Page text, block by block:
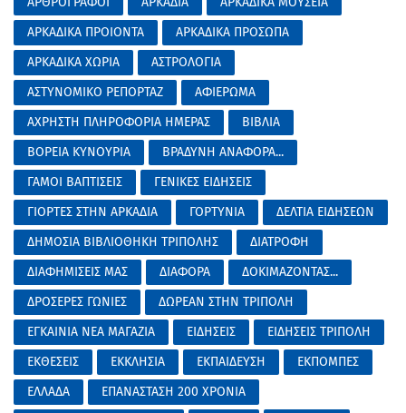
ΑΡΚΑΔΙΚΑ ΠΡΟΙΟΝΤΑ
ΑΡΚΑΔΙΚΑ ΠΡΟΣΩΠΑ
ΑΡΚΑΔΙΚΑ ΧΩΡΙΑ
ΑΣΤΡΟΛΟΓΙΑ
ΑΣΤΥΝΟΜΙΚΟ ΡΕΠΟΡΤΑΖ
ΑΦΙΕΡΩΜΑ
ΑΧΡΗΣΤΗ ΠΛΗΡΟΦΟΡΙΑ ΗΜΕΡΑΣ
ΒΙΒΛΙΑ
ΒΟΡΕΙΑ ΚΥΝΟΥΡΙΑ
ΒΡΑΔΥΝΗ ΑΝΑΦΟΡΑ...
ΓΑΜΟΙ ΒΑΠΤΙΣΕΙΣ
ΓΕΝΙΚΕΣ ΕΙΔΗΣΕΙΣ
ΓΙΟΡΤΕΣ ΣΤΗΝ ΑΡΚΑΔΙΑ
ΓΟΡΤΥΝΙΑ
ΔΕΛΤΙΑ ΕΙΔΗΣΕΩΝ
ΔΗΜΟΣΙΑ ΒΙΒΛΙΟΘΗΚΗ ΤΡΙΠΟΛΗΣ
ΔΙΑΤΡΟΦΗ
ΔΙΑΦΗΜΙΣΕΙΣ ΜΑΣ
ΔΙΑΦΟΡΑ
ΔΟΚΙΜΑΖΟΝΤΑΣ...
ΔΡΟΣΕΡΕΣ ΓΩΝΙΕΣ
ΔΩΡΕΑΝ ΣΤΗΝ ΤΡΙΠΟΛΗ
ΕΓΚΑΙΝΙΑ ΝΕΑ ΜΑΓΑΖΙΑ
ΕΙΔΗΣΕΙΣ
ΕΙΔΗΣΕΙΣ ΤΡΙΠΟΛΗ
ΕΚΘΕΣΕΙΣ
ΕΚΚΛΗΣΙΑ ΕΚΠΑΙΔΕΥΣΗ
ΕΚΠΟΜΠΕΣ
ΕΛΛΑΔΑ
ΕΠΑΝΑΣΤΑΣΗ 200 ΧΡΟΝΙΑ